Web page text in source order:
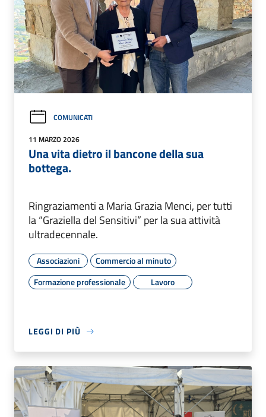
COMUNICATI
11 MARZO 2026
Una vita dietro il bancone della sua
bottega.
Ringraziamenti a Maria Grazia Menci, per tutti
la “Graziella del Sensitivi” per la sua attività
ultradecennale.
Associazioni
Commercio al minuto
Formazione professionale
Lavoro
LEGGI DI PIÙ